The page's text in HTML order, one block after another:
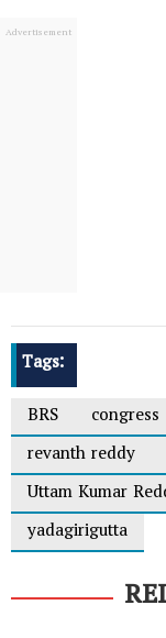
Tags:
BRS
congress
revanth reddy
Uttam Kumar
yadagirigutta